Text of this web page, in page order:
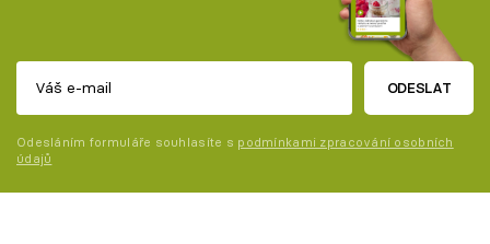
ODESLAT
Odesláním formuláře souhlasíte s podmínkami zpracování osobních
údajů